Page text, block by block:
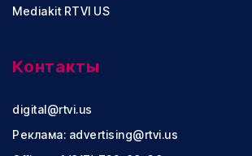
Mediakit RTVI US
Контакты
digital@rtvi.us
Реклама: advertising@rtvi.us